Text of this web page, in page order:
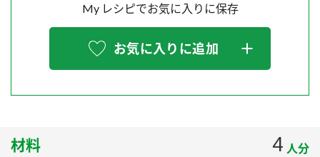
Fibee
スペシャルサイト
お酢を知ろう！
すしラボ
納豆の豆知識
MIM（ミツカンミュージアム）
販売終了製品のご案内
よくあるご質問
My レシピでお気に入りに保存
お気に入りに追加
材料 4 人分